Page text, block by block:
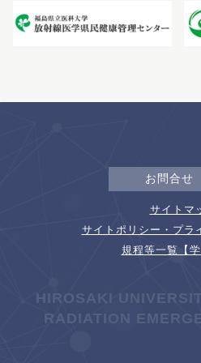
お問合せ
サイトマ
サイトポリシー・プラ
規程等一覧【学
HIROSAKI
RADIATION